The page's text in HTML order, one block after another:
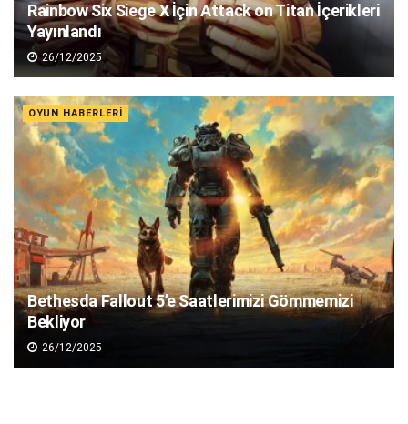
Rainbow Six Siege X İçin Attack on Titan İçerikleri
Yayınlandı
26/12/2025
OYUN HABERLERI
Bethesda Fallout 5’e Saatlerimizi Gömmemizi
Bekliyor
26/12/2025